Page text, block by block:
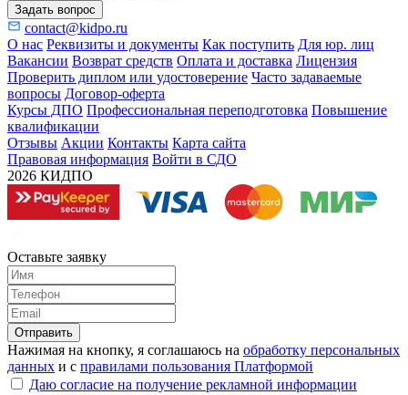
Задать вопрос
contact@kidpo.ru
О нас Реквизиты и документы Как поступить Для юр. лиц
Вакансии Возврат средств Оплата и доставка Лицензия
Проверить диплом или удостоверение Часто задаваемые
вопросы Договор-оферта
Курсы ДПО Профессиональная переподготовка Повышение
квалификации
Отзывы Акции Контакты Карта сайта
Правовая информация Войти в СДО
2026 КИДПО
Оставьте заявку
Отправить
Нажимая на кнопку, я соглашаюсь на обработку персональных
данных и с правилами пользования Платформой
Даю согласие на получение рекламной информации
ChatApp